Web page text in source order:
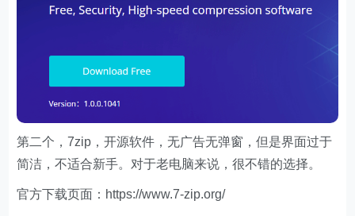
第二个，7zip，开源软件，无广告无弹窗，但是界面过于
简洁，不适合新手。对于老电脑来说，很不错的选择。
官方下载页面：https://www.7-zip.org/